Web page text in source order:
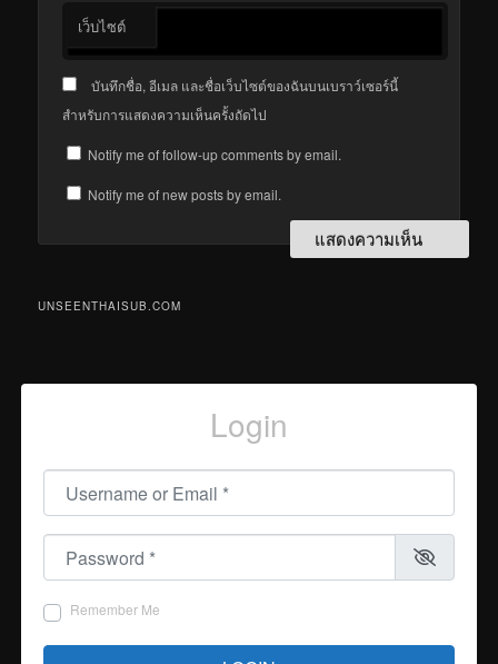
เว็บไซต์
บันทึกชื่อ, อีเมล และชื่อเว็บไซต์ของฉันบนเบราว์เซอร์นี้
สำหรับการแสดงความเห็นครั้งถัดไป
Notify me of follow-up comments by email.
Notify me of new posts by email.
UNSEENTHAISUB.COM
Login
Username or Email
Password
Remember Me